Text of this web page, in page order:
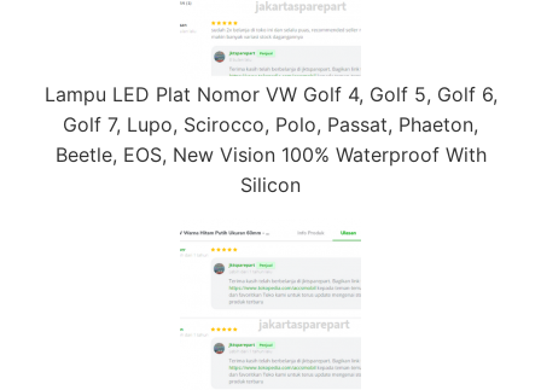
Lampu LED Plat Nomor VW Golf 4, Golf 5, Golf 6,
Golf 7, Lupo, Scirocco, Polo, Passat, Phaeton,
Beetle, EOS, New Vision 100% Waterproof With
Silicon